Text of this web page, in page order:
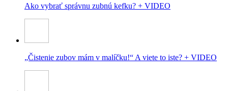
Ako vybrať správnu zubnú kefku? + VIDEO
„Čistenie zubov mám v malíčku!“ A viete to iste? + VIDEO